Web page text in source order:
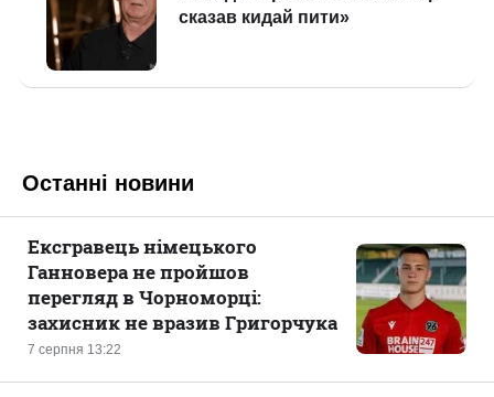
Останні новини
7 серпня 13:22
Ексгравець німецького
Ганновера не пройшов
перегляд в Чорноморці:
захисник не вразив Григорчука